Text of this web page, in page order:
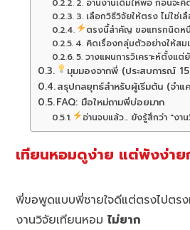
2. อ่านงานเดิมให้พอ ก่อนจะคิ
3. เลือกวิธีวิจัยให้ตรง ไม่ใช่เ
ตรงนี้สำคัญ ขอแทรกนิดห
4. คิดเรื่องกลุ่มตัวอย่างให้สม
5. วางแผนการวิเคราะห์ตั้งแต่
มุมมองจากพี่ (ประสบการณ์
สรุปกลยุทธ์สำหรับผู้เริ่มต้น (จำ
FAQ: มือใหม่ถามพี่บ่อยมาก
อ่านจบแล้ว... ยังรู้สึกว่า "งา
เทียนหอมดูง่าย แต่พังง่า
พี่ขอพูดแบบพี่ชายใจดีแต่ตรงไปตรง
งานวิจัยเทียนหอมไม่ยาก